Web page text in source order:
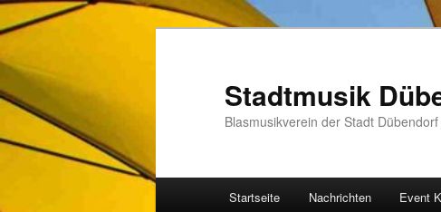
wechseln
Stadtmusik
Blasmusikverein der Stadt Dübendorf
Startseite Nachrichten Event